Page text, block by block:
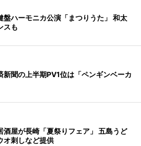
盤ハーモニカ公演「まつりうた」 和太
スも
新聞の上半期PV1位は「ペンギンベーカ
酒屋が長崎「夏祭りフェア」 五島うど
オ刺しなど提供